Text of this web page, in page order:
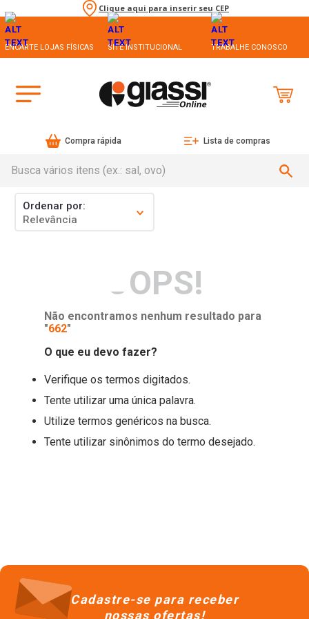
Clique aqui para inserir seu CEP
ENCARTE LOJAS FÍSICAS SITE INSTITUCIONAL TRABALHE CONOSCO
Compra rápida Lista de compras
Ordenar por
Relevância
OOPS!
Não encontramos nenhum resultado para
"662"
O que eu devo fazer?
Verifique os termos digitados.
Tente utilizar uma única palavra.
Utilize termos genéricos na busca.
Tente utilizar sinônimos do termo desejado.
Cadastre-se para receber
nossas ofertas!